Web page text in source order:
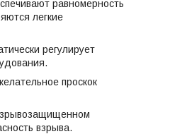
равномерность
легкие
регулирует
проскок
взрыва.